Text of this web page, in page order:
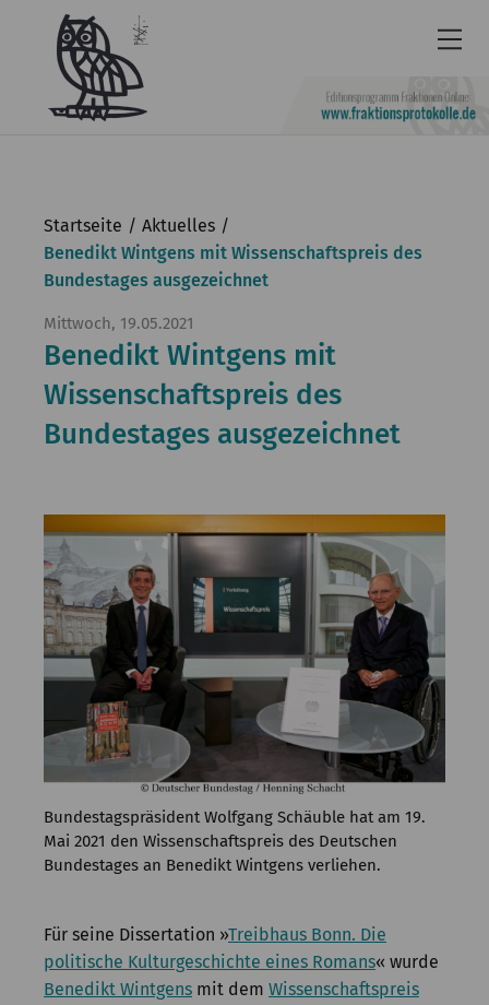
Barrierefrei
Leichte
Sprache
Kontakt
English
KGParl
Kommission
Institut
Forschung
Publikationen
Startseite
Aktuelles
Benedikt Wintgens mit Wissenschaftspreis des
Bundestages ausgezeichnet
Mittwoch, 19.05.2021
Benedikt Wintgens mit
Wissenschaftspreis des
Bundestages ausgezeichnet
Bundestagspräsident Wolfgang Schäuble hat am 19.
Mai 2021 den Wissenschaftspreis des Deutschen
Bundestages an Benedikt Wintgens verliehen.
Für seine Dissertation »Treibhaus Bonn. Die
politische Kulturgeschichte eines Romans« wurde
Benedikt Wintgens mit dem Wissenschaftspreis